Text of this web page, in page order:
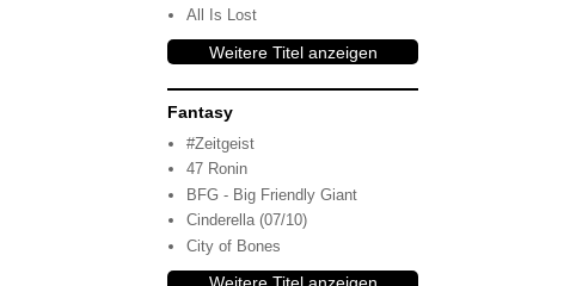
All Is Lost
Weitere Titel anzeigen
Fantasy
#Zeitgeist
47 Ronin
BFG - Big Friendly Giant
Cinderella (07/10)
City of Bones